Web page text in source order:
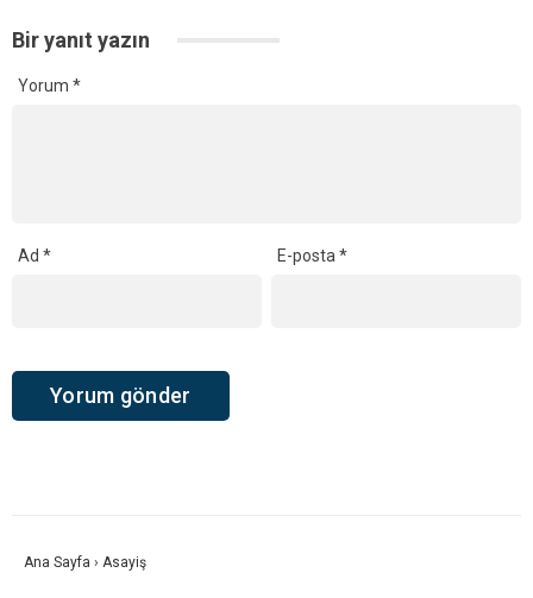
Bir yanıt yazın
Yorum *
Ad * E-posta*
Ana Sayfa › Asayiş